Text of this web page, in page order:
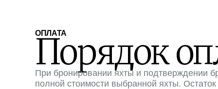
ОПЛАТА
Порядок
При бронировании яхты и подтверждении
полной стоимости выбранной яхты.